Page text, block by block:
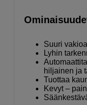
Suuri
Lyhin
hiljainen ja
Tuottaa
Kevyt –